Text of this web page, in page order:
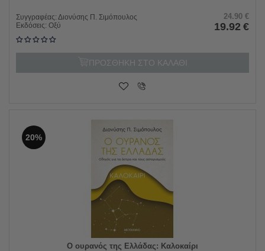
Συγγραφέας: Διονύσης Π. Σιμόπουλος
Εκδόσεις: Οξύ
24.90 €
19.92 €
ΠΡΟΣΘΗΚΗ ΣΤΟ ΚΑΛΑΘΙ
20%
Ο ουρανός της Ελλάδας: Καλοκαίρι